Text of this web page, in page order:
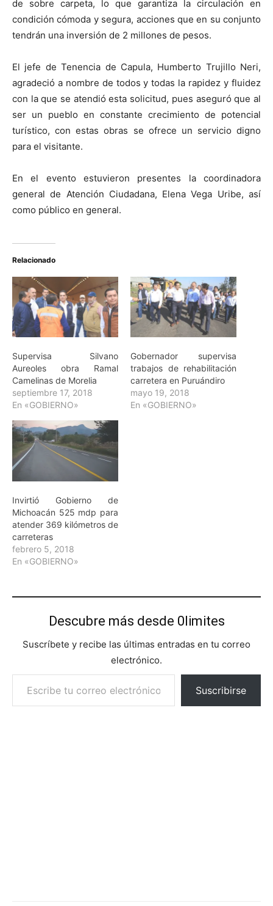
de sobre carpeta, lo que garantiza la circulación en
condición cómoda y segura, acciones que en su conjunto
tendrán una inversión de 2 millones de pesos.
El jefe de Tenencia de Capula, Humberto Trujillo Neri,
agradeció a nombre de todos y todas la rapidez y fluidez
con la que se atendió esta solicitud, pues aseguró que al
ser un pueblo en constante crecimiento de potencial
turístico, con estas obras se ofrece un servicio digno
para el visitante.
En el evento estuvieron presentes la coordinadora
general de Atención Ciudadana, Elena Vega Uribe, así
como público en general.
Relacionado
Supervisa Silvano
Aureoles obra Ramal
Camelinas de Morelia
septiembre 17, 2018
En «GOBIERNO»
Gobernador supervisa
trabajos de rehabilitación
carretera en Puruándiro
mayo 19, 2018
En «GOBIERNO»
Invirtió Gobierno de
Michoacán 525 mdp para
atender 369 kilómetros de
carreteras
febrero 5, 2018
En «GOBIERNO»
Descubre más desde 0limites
Suscríbete y recibe las últimas entradas en tu correo
electrónico.
Escribe tu correo electrónico…
Suscribirse